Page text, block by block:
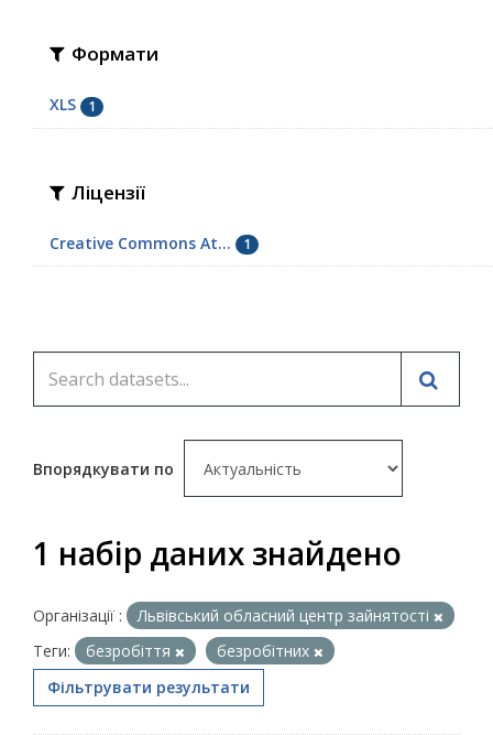
Формати
XLS 1
Ліцензії
Creative Commons At... 1
Впорядкувати по
1 набір даних знайдено
Організації :
Львівський обласний центр зайнятості
Теги:
безробіття
безробітних
Фільтрувати результати